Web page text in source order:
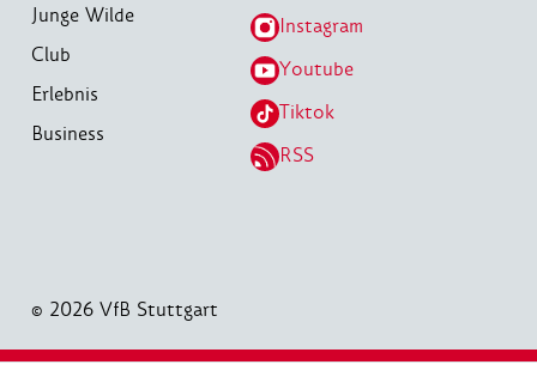
Junge Wilde
Club
Erlebnis
Business
Instagram
Youtube
Tiktok
RSS
© 2026 VfB Stuttgart